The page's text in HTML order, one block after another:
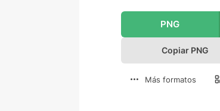
PNG
Copiar PNG
Más formatos